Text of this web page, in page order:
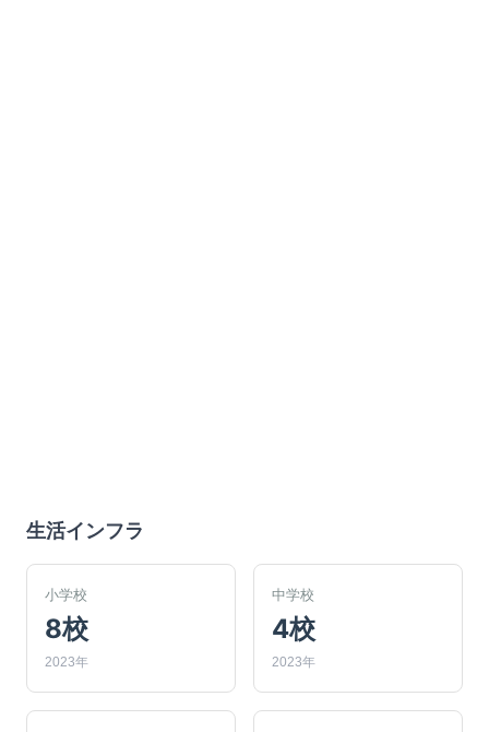
生活インフラ
小学校
8校
2023年
中学校
4校
2023年